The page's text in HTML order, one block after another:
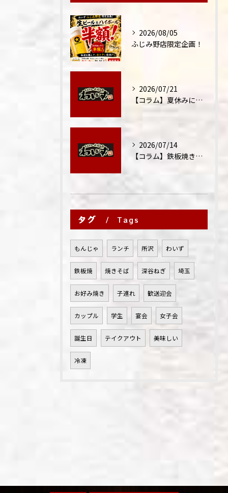
2026/08/05
ふじみ野店限定企画！
2026/07/21
【コラム】夏休みに家族外食が増える理由
2026/07/14
【コラム】鉄板焼きが"コミュニケーション飯"と呼ばれる理由
タグ Tags
もんじゃ ランチ 所沢 わいず
鉄板焼 焼きそば 深谷ねぎ 埼玉
お好み焼き 子連れ 歓送迎会
カップル 学生 宴会 女子会
誕生日 テイクアウト 美味しい
冷凍